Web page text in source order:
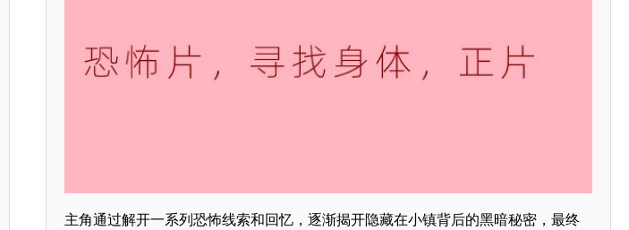
主角通过解开一系列恐怖线索和回忆，逐渐揭开隐藏在小镇背后的黑暗秘密，最终